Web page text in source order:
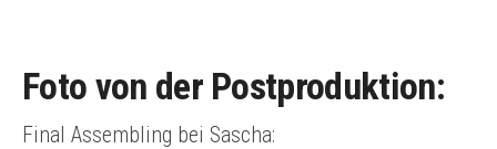
Foto von der Postproduktion:
Final Assembling bei Sascha: